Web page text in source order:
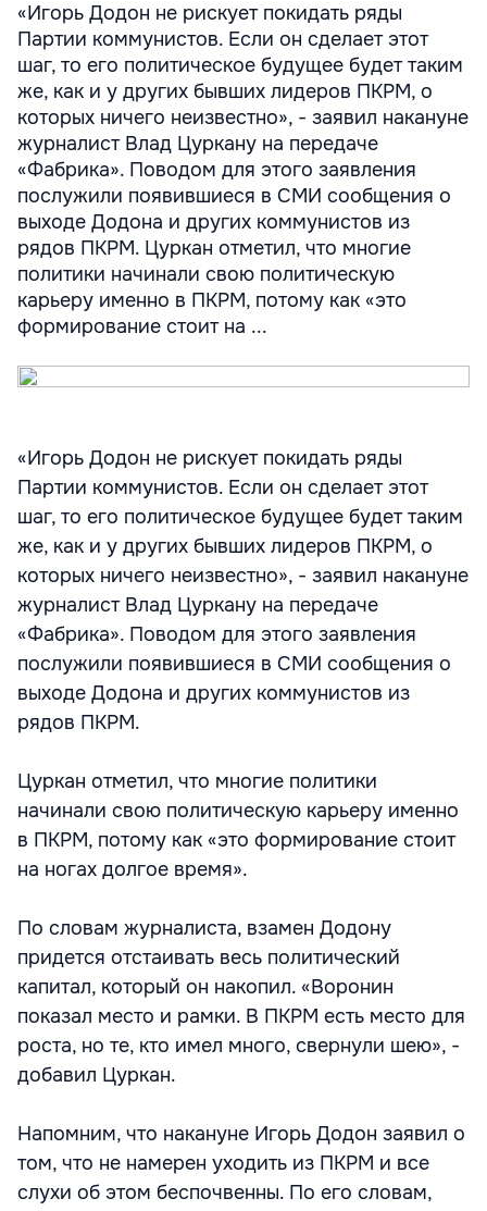
«Игорь Додон не рискует покидать ряды
Партии коммунистов. Если он сделает этот
шаг, то его политическое будущее будет таким
же, как и у других бывших лидеров ПКРМ, о
которых ничего неизвестно», - заявил накануне
журналист Влад Цуркану на передаче
«Фабрика». Поводом для этого заявления
послужили появившиеся в СМИ сообщения о
выходе Додона и других коммунистов из
рядов ПКРМ. Цуркан отметил, что многие
политики начинали свою политическую
карьеру именно в ПКРМ, потому как «это
формирование стоит на ...
«Игорь Додон не рискует покидать ряды
Партии коммунистов. Если он сделает этот
шаг, то его политическое будущее будет таким
же, как и у других бывших лидеров ПКРМ, о
которых ничего неизвестно», - заявил накануне
журналист Влад Цуркану на передаче
«Фабрика». Поводом для этого заявления
послужили появившиеся в СМИ сообщения о
выходе Додона и других коммунистов из
рядов ПКРМ.
Цуркан отметил, что многие политики
начинали свою политическую карьеру именно
в ПКРМ, потому как «это формирование стоит
на ногах долгое время».
По словам журналиста, взамен Додону
придется отстаивать весь политический
капитал, который он накопил. «Воронин
показал место и рамки. В ПКРМ есть место для
роста, но те, кто имел много, свернули шею», -
добавил Цуркан.
Напомним, что накануне Игорь Додон заявил о
том, что не намерен уходить из ПКРМ и все
слухи об этом беспочвенны. По его словам,